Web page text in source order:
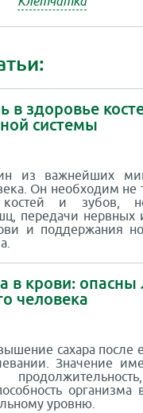
в здоровье
системы
из важнейших
Он необходим не
костей и зубов,
передачи нервных
и поддержания
в крови: опасны
человека
сахара после
Значение
организма
уровню.